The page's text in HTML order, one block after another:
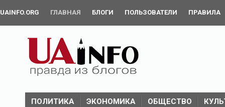
UAINFO.ORG ГЛАВНАЯ БЛОГИ ПОЛЬЗОВАТЕЛИ ПРАВИЛА
ПОЛИТИКА ЭКОНОМИКА ОБЩЕСТВО